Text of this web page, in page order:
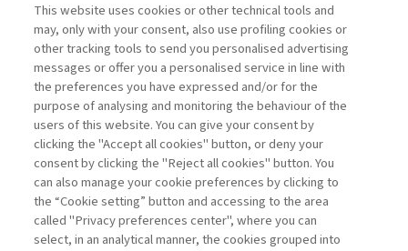
Relazione, personalizzazione e
misurazione: come l’AI trasforma la
loyalty nel retail ,Acconciamessa
Emanuele
Evidenze da uno studio qualitativo nel
retail: loyalty e fiducia nella
trasformazione digitale ,Penco Lara,
Testa Ginevra
Touchpoint ed enabler nella loyalty
digitale: un modello per progettare la
relazione con il cliente ,Ciacci Andrea,
This website uses cookies or other technical tools and
may, only with your consent, also use profiling cookies or
other tracking tools to send you personalised advertising
messages or offer you a personalised service in line with
the preferences you have expressed and/or for the
purpose of analysing and monitoring the behaviour of the
users of this website. You can give your consent by
clicking the "Accept all cookies" button, or deny your
consent by clicking the "Reject all cookies" button. You
can also manage your cookie preferences by clicking to
the “Cookie setting” button and accessing to the area
called "Privacy preferences center", where you can
select, in an analytical manner, the cookies grouped into